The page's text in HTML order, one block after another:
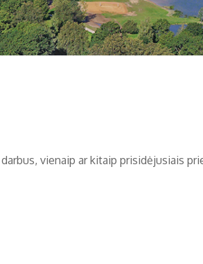
vienaip ar kitaip prisidėjusiais